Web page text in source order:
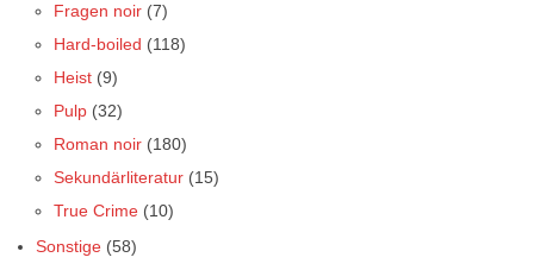
Fragen noir (7)
Hard-boiled (118)
Heist (9)
Pulp (32)
Roman noir (180)
Sekundärliteratur (15)
True Crime (10)
Sonstige (58)